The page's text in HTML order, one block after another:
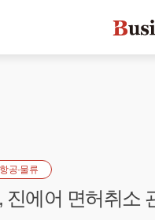
항공·물류
진에어 면허취소